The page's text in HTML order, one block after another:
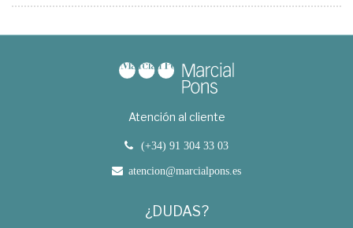
Atención al cliente
(+34) 91 304 33 03
atencion@marcialpons.es
¿DUDAS?